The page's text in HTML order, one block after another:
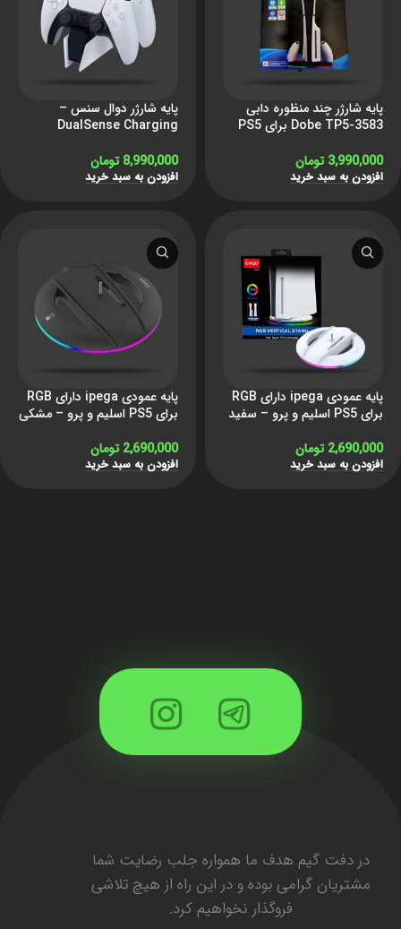
پایه شارژر چند منظوره دابی
Dobe TP5-3583 برای PS5
3,990,000 تومان
افزودن به سبد خرید
پایه شارژر دوال سنس –
DualSense Charging
8,990,000 تومان
افزودن به سبد خرید
پایه عمودی ipega دارای RGB
برای PS5 اسلیم و پرو – سفید
2,690,000 تومان
افزودن به سبد خرید
پایه عمودی ipega دارای RGB
برای PS5 اسلیم و پرو – مشکی
2,690,000 تومان
افزودن به سبد خرید
در دفت گیم هدف ما همواره جلب رضایت شما
مشتریان گرامی بوده و در این راه از هیچ تلاشی
فروگذار نخواهیم کرد.